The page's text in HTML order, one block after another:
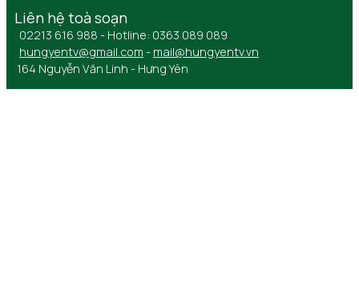
Liên hệ toà soạn
02213 616 988 - Hotline: 0363 089 089
hungyentv@gmail.com - mail@hungyentv.vn
164 Nguyễn Văn Linh - Hưng Yên